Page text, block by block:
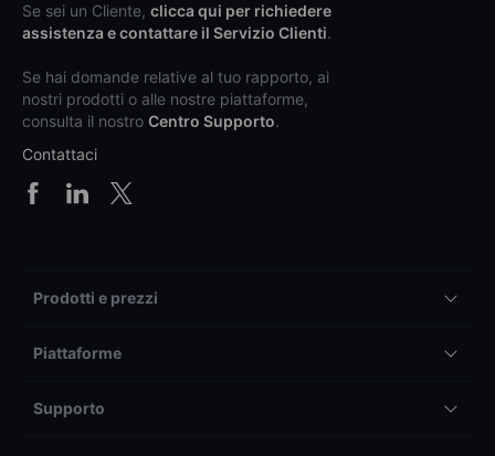
Se sei un Cliente, clicca qui per richiedere
assistenza e contattare il Servizio Clienti.
Se hai domande relative al tuo rapporto, ai
nostri prodotti o alle nostre piattaforme,
consulta il nostro Centro Supporto.
Contattaci
Prodotti e prezzi
Piattaforme
Supporto